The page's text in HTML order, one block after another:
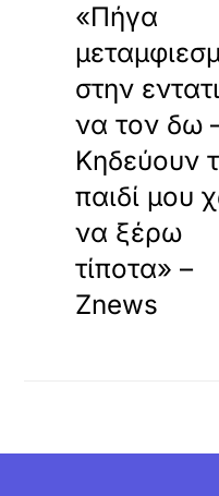
«Πήγα
στην
να τον δω
Κηδεύουν
παιδί μου
να ξέρω
τίποτα» –
Znews